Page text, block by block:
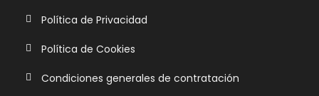
Política de Privacidad
Política de Cookies
Condiciones generales de contratación